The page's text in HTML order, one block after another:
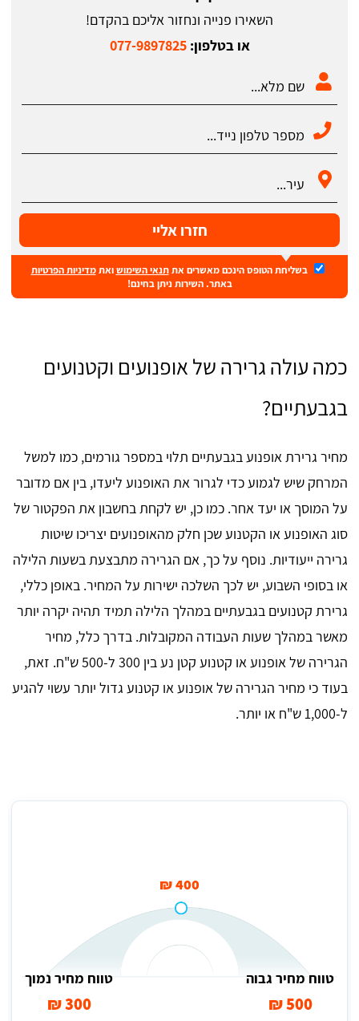
השאירו פנייה ונחזור אליכם בהקדם!
או בטלפון:077-9897825
חזרו אליי
בשליחת הטופס הינכם מאשרים אתתנאי השימושואתמדיניות הפרטיות
באתר. השירות ניתן בחינם!
כמה עולה גרירה של אופנועים וקטנועים
בגבעתיים?
מחיר גרירת אופנוע בגבעתיים תלוי במספר גורמים, כמו למשל
המרחק שיש לגמוע כדי לגרור את האופנוע ליעדו, בין אם מדובר
על המוסך או יעד אחר. כמו כן, יש לקחת בחשבון את הפקטור של
סוג האופנוע או הקטנוע שכן חלק מהאופנועים יצריכו שיטות
גרירה ייעודיות. נוסף על כך, אם הגרירה מתבצעת בשעות הלילה
או בסופי השבוע, יש לכך השלכה ישירות על המחיר. באופן כללי,
גרירת קטנועים בגבעתיים במהלך הלילה תמיד תהיה יקרה יותר
מאשר במהלך שעות העבודה המקובלות. בדרך כלל, מחיר
הגרירה של אופנוע או קטנוע קטן נע בין 300 ל-500 ש"ח. זאת,
בעוד כי מחיר הגרירה של אופנוע או קטנוע גדול יותר עשוי להגיע
ל-1,000 ש"ח או יותר.
400 ₪
טווח מחיר גבוה
500 ₪
טווח מחיר נמוך
300 ₪